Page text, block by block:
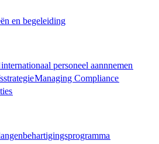
en begeleiding​​
internationaal personeel aannnemen​​
Managing Compliance​​